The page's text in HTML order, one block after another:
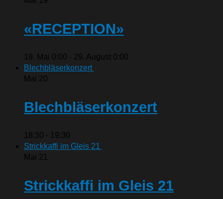
«RECEPTION»
19. Mai 0:00 - 29. August 0:00
Blechbläserkonzert
Mai 20
Blechbläserkonzert
18:30 - 19:30
Strickkaffi im Gleis 21
Mai 21
Strickkaffi im Gleis 21